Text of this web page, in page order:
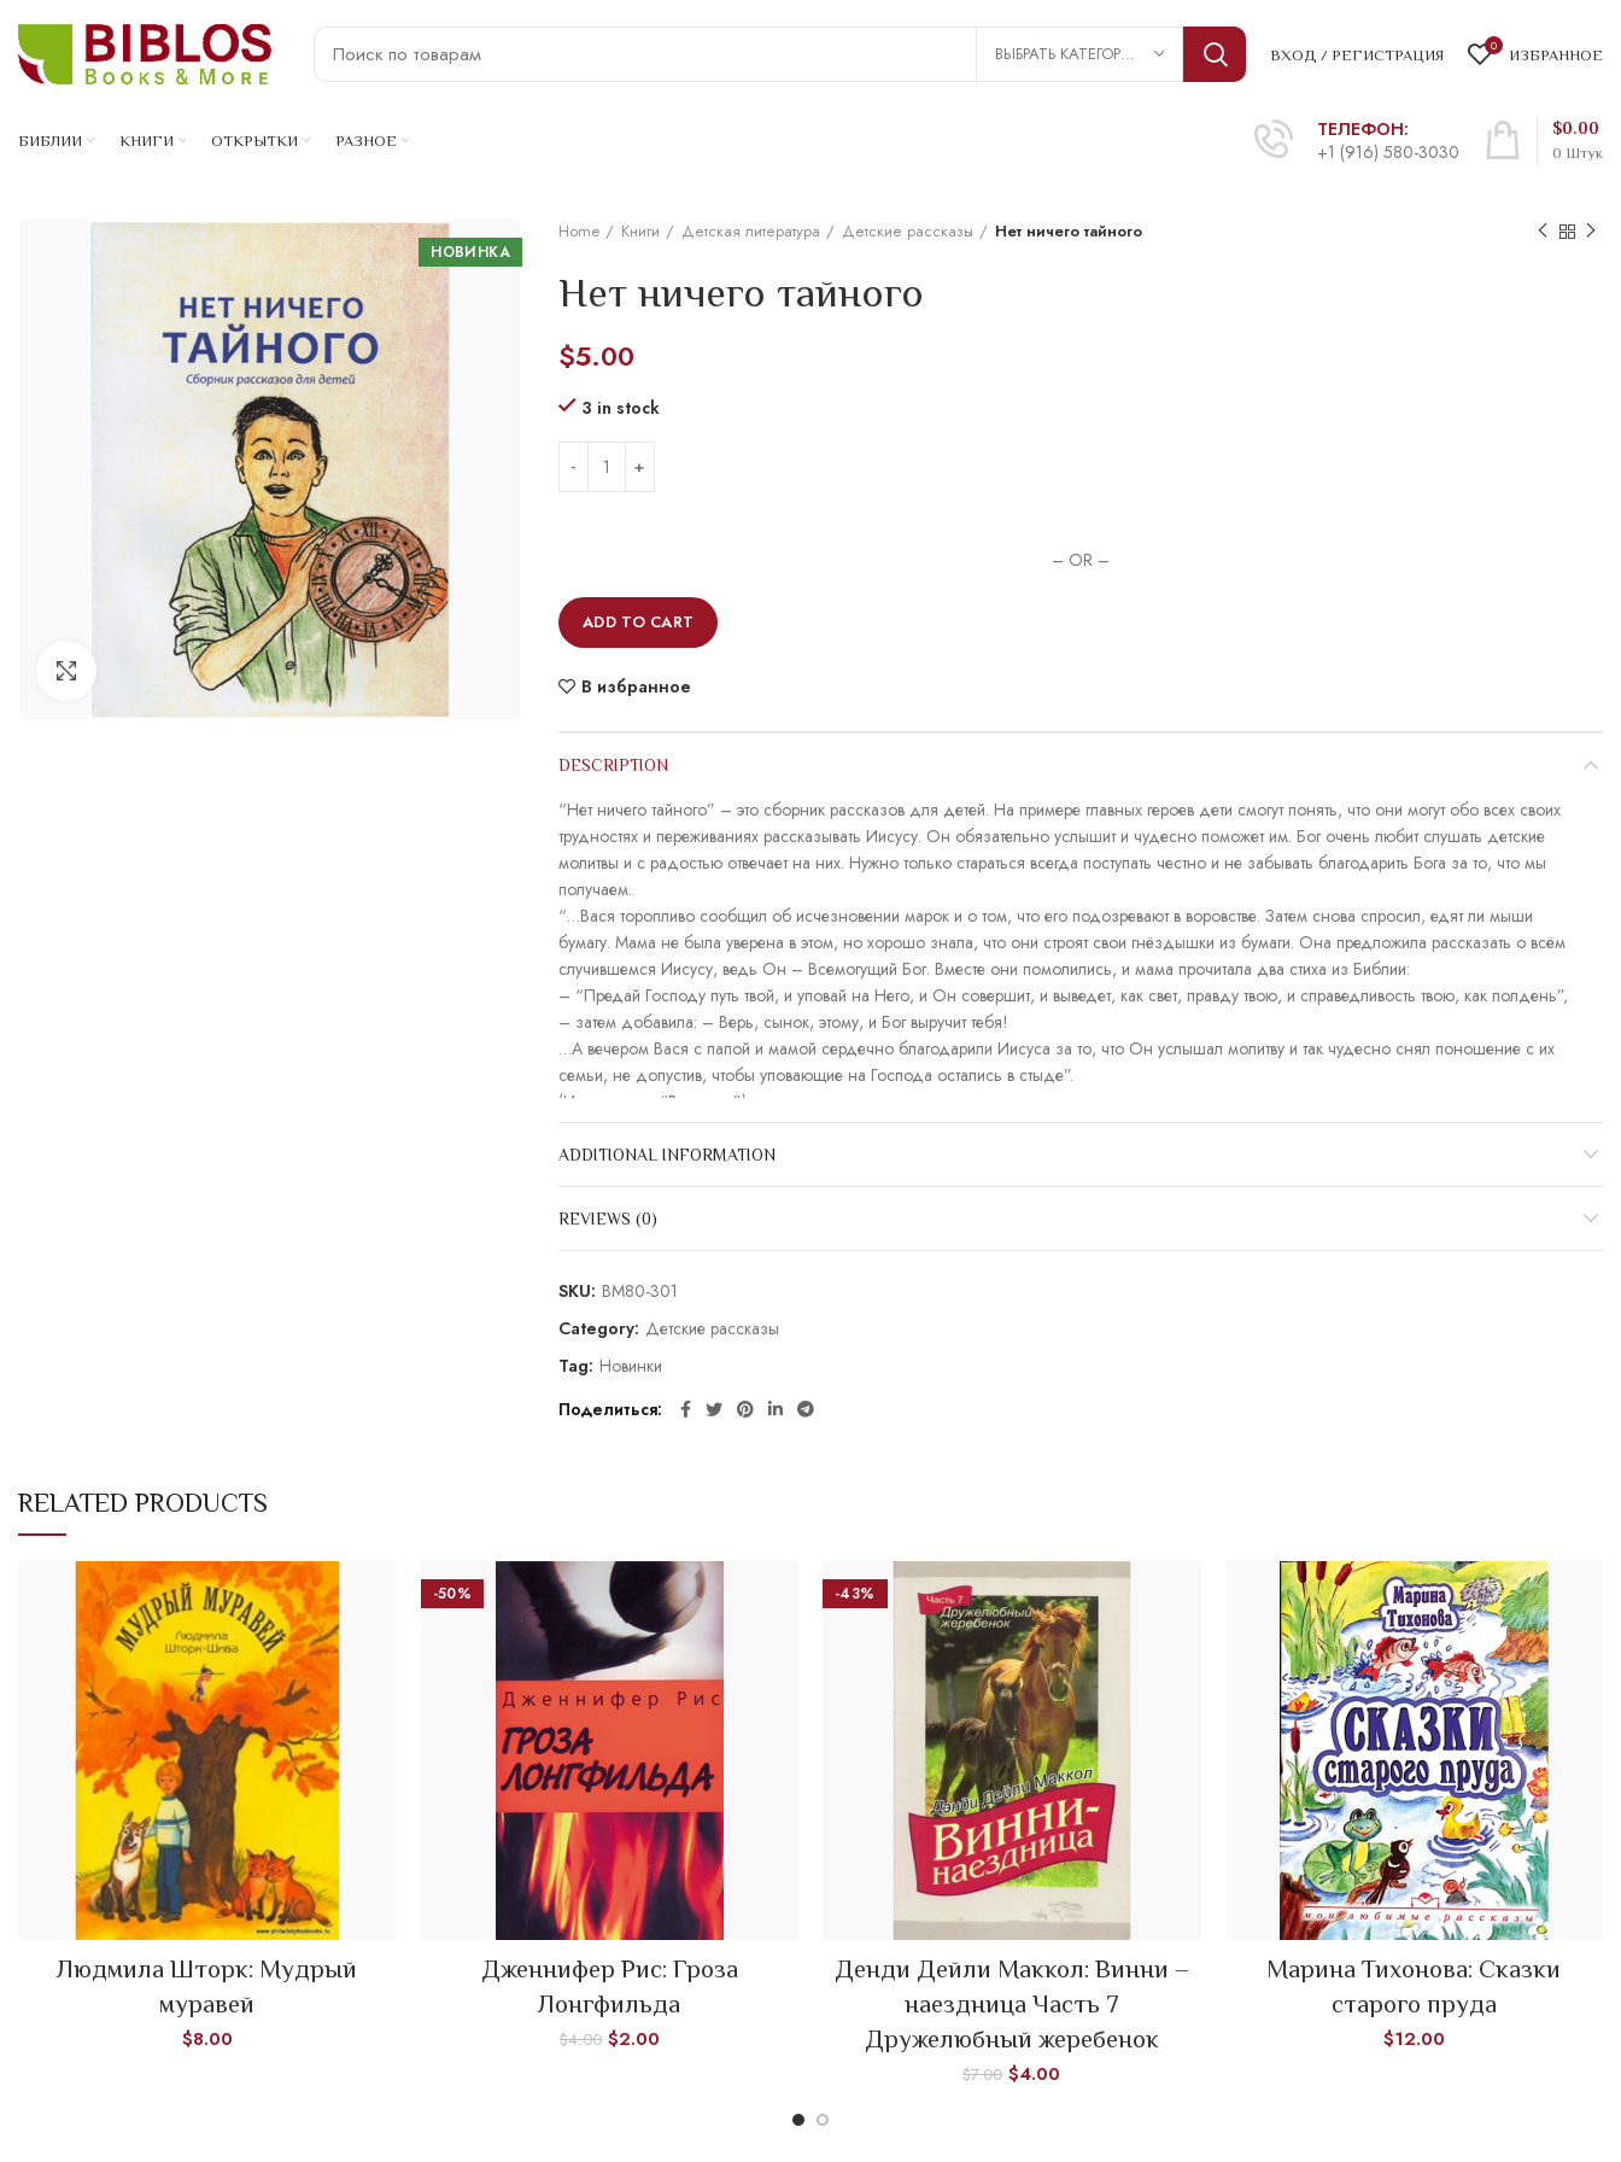
ВЫБРАТЬ КАТЕГОРИЮ ВХОД / РЕГИСТРАЦИЯ 0 ИЗБРАННОЕ
БИБЛИИ КНИГИ ОТКРЫТКИ РАЗНОЕ
ТЕЛЕФОН:
+1 (916) 580-3030
0 Штук
$0.00
НОВИНКА
Увеличить
Home Книги Детская литература Детские рассказы Нет ничего тайного
Нет ничего тайного
$5.00
3 in stock
– OR –
ADD TO CART
В избранное
DESCRIPTION
“Нет ничего тайного” – это сборник рассказов для детей. На примере главных героев дети смогут понять, что они могут обо всех своих
трудностях и переживаниях рассказывать Иисусу. Он обязательно услышит и чудесно поможет им. Бог очень любит слушать детские
молитвы и с радостью отвечает на них. Нужно только стараться всегда поступать честно и не забывать благодарить Бога за то, что мы
получаем.
“…Вася торопливо сообщил об исчезновении марок и о том, что его подозревают в воровстве. Затем снова спросил, едят ли мыши
бумагу. Мама не была уверена в этом, но хорошо знала, что они строят свои гнёздышки из бумаги. Она предложила рассказать о всём
случившемся Иисусу, ведь Он – Всемогущий Бог. Вместе они помолились, и мама прочитала два стиха из Библии:
– “Предай Господу путь твой, и уповай на Него, и Он совершит, и выведет, как свет, правду твою, и справедливость твою, как полдень”,
– затем добавила: – Верь, сынок, этому, и Бог выручит тебя!
…А вечером Вася с папой и мамой сердечно благодарили Иисуса за то, что Он услышал молитву и так чудесно снял поношение с их
семьи, не допустив, чтобы уповающие на Господа остались в стыде”.
(Из рассказа “Воришка”)
Нет ничего тайного
Третья заповедь
Цыганский мальчик
“Я не буду драться!”
ADDITIONAL INFORMATION
REVIEWS (0)
SKU: BM80-301
Category: Детские рассказы
Tag: Новинки
Поделиться
RELATED PRODUCTS
ADD TO CART
Людмила Шторк: Мудрый
муравей
$8.00
-50%
ADD TO CART
Дженнифер Рис: Гроза
Лонгфильда
$4.00 $2.00
-43%
ADD TO CART
Денди Дейли Маккол: Винни –
наездница Часть 7
Дружелюбный жеребенок
$7.00 $4.00
ADD TO CART
Марина Тихонова: Сказки
старого пруда
$12.00